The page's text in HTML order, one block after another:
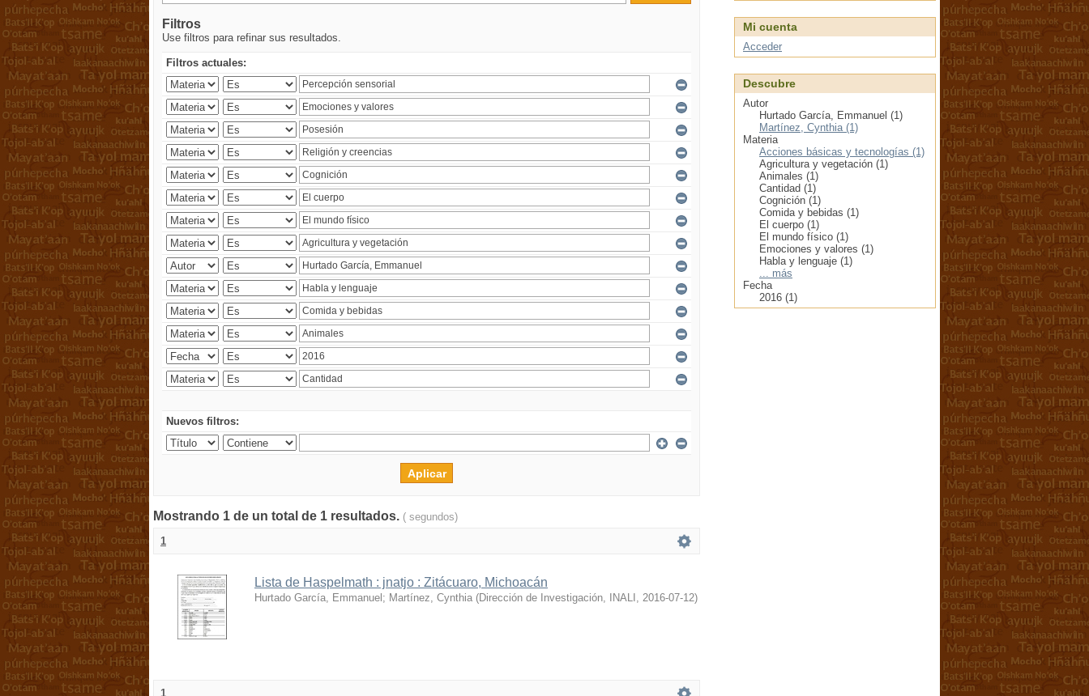
Filtros
Use filtros para refinar sus resultados.
Filtros actuales:
Nuevos filtros:
Mostrando 1 de un total de 1 resultados. ( segundos)
1
Lista de Haspelmath : jnatjo : Zitácuaro, Michoacán
Hurtado García, Emmanuel ; Martínez, Cynthia (Dirección de Investigación, INALI , 2016-07-12)
1
Mi cuenta
Acceder
Descubre
Autor
Hurtado García, Emmanuel (1)
Martínez, Cynthia (1)
Materia
Acciones básicas y tecnologías (1)
Agricultura y vegetación (1)
Animales (1)
Cantidad (1)
Cognición (1)
Comida y bebidas (1)
El cuerpo (1)
El mundo físico (1)
Emociones y valores (1)
Habla y lenguaje (1)
... más
Fecha
2016 (1)